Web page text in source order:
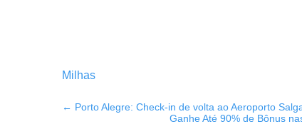
Milhas
← Porto Alegre: Check-in de volta ao Aeroporto
Ganhe Até 90% de Bônus